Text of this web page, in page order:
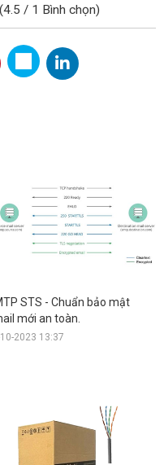
(4.5 / 1 Bình chọn)
STS - Chuẩn bảo mật
mới an toàn.
2023 13:37